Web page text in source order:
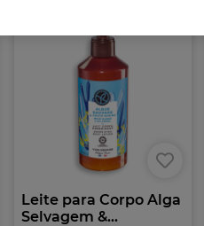
Frasco
Leite para Corpo Alga
Selvagem &...